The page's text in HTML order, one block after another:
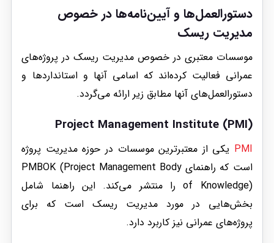
دستورالعمل‌ها و آیین‌نامه‌ها در خصوص
مدیریت ریسک
موسسات معتبری در خصوص مدیریت ریسک در پروژه‌های
عمرانی فعالیت کرده‌اند که اسامی آنها و استانداردها و
دستور‌العمل‌های آنها مطابق زیر ارائه می‌گردد.
Project Management Institute (PMI)
PMI یکی از معتبرترین موسسات در حوزه مدیریت پروژه
است که راهنمای PMBOK (Project Management Body
of Knowledge) را منتشر می‌کند. این راهنما شامل
بخش‌هایی در مورد مدیریت ریسک است که برای
پروژه‌های عمرانی نیز کاربرد دارد.